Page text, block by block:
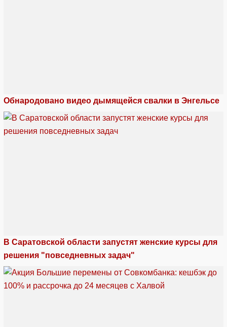
Обнародовано видео дымящейся свалки в Энгельсе
В Саратовской области запустят женские курсы для
решения "повседневных задач"